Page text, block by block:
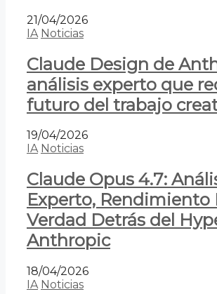
21/04/2026
IA Noticias
Claude Design de
análisis experto que
futuro del trabajo
19/04/2026
IA Noticias
Claude Opus 4.7:
Experto, Rendimiento
Verdad Detrás del
Anthropic
18/04/2026
IA Noticias